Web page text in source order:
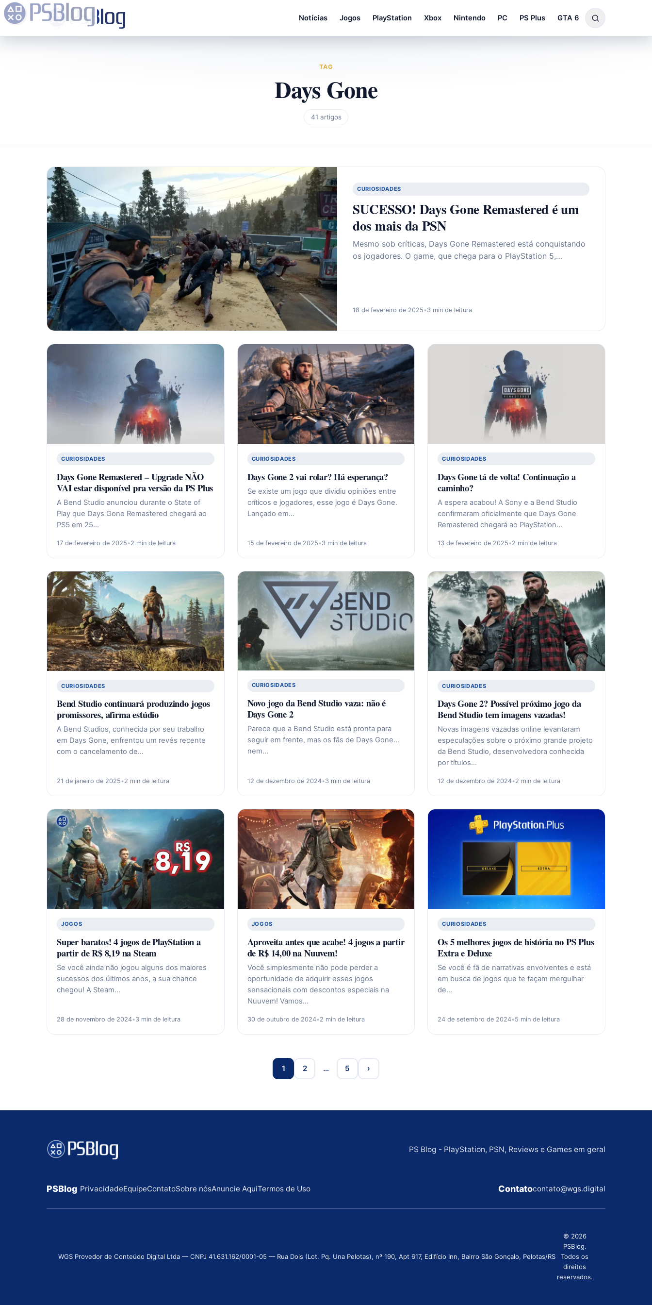
Notícias Jogos PlayStation Xbox Nintendo PC PS Plus GTA 6
TAG
Days Gone
41 artigos
CURIOSIDADES
SUCESSO! Days Gone Remastered é um
dos mais da PSN
Mesmo sob críticas, Days Gone Remastered está conquistando
os jogadores. O game, que chega para o PlayStation 5,…
18 de fevereiro de 2025•3 min de leitura
CURIOSIDADES
Days Gone Remastered – Upgrade NÃO
VAI estar disponível pra versão da PS Plus
A Bend Studio anunciou durante o State of
Play que Days Gone Remastered chegará ao
PS5 em 25…
17 de fevereiro de 2025•2 min de leitura
CURIOSIDADES
Days Gone 2 vai rolar? Há esperança?
Se existe um jogo que dividiu opiniões entre
críticos e jogadores, esse jogo é Days Gone.
Lançado em…
15 de fevereiro de 2025•3 min de leitura
CURIOSIDADES
Days Gone tá de volta! Continuação a
caminho?
A espera acabou! A Sony e a Bend Studio
confirmaram oficialmente que Days Gone
Remastered chegará ao PlayStation…
13 de fevereiro de 2025•2 min de leitura
CURIOSIDADES
Bend Studio continuará produzindo jogos
promissores, afirma estúdio
A Bend Studios, conhecida por seu trabalho
em Days Gone, enfrentou um revés recente
com o cancelamento de…
21 de janeiro de 2025•2 min de leitura
CURIOSIDADES
Novo jogo da Bend Studio vaza: não é
Days Gone 2
Parece que a Bend Studio está pronta para
seguir em frente, mas os fãs de Days Gone…
nem…
12 de dezembro de 2024•3 min de leitura
CURIOSIDADES
Days Gone 2? Possível próximo jogo da
Bend Studio tem imagens vazadas!
Novas imagens vazadas online levantaram
especulações sobre o próximo grande projeto
da Bend Studio, desenvolvedora conhecida
por títulos…
12 de dezembro de 2024•2 min de leitura
JOGOS
Super baratos! 4 jogos de PlayStation a
partir de R$ 8,19 na Steam
Se você ainda não jogou alguns dos maiores
sucessos dos últimos anos, a sua chance
chegou! A Steam…
28 de novembro de 2024•3 min de leitura
JOGOS
Aproveita antes que acabe! 4 jogos a partir
de R$ 14,00 na Nuuvem!
Você simplesmente não pode perder a
oportunidade de adquirir esses jogos
sensacionais com descontos especiais na
Nuuvem! Vamos…
30 de outubro de 2024•2 min de leitura
CURIOSIDADES
Os 5 melhores jogos de história no PS Plus
Extra e Deluxe
Se você é fã de narrativas envolventes e está
em busca de jogos que te façam mergulhar
de…
24 de setembro de 2024•5 min de leitura
1 2 … 5 ›
PS Blog - PlayStation, PSN, Reviews e Games em geral
PSBlog PrivacidadeEquipeContatoSobre nósAnuncie AquiTermos de Uso Contatocontato@wgs.digital
WGS Provedor de Conteúdo Digital Ltda — CNPJ 41.631.162/0001-05 — Rua Dois (Lot. Pq. Una Pelotas), nº 190, Apt 617, Edifício Inn, Bairro São Gonçalo, Pelotas/RS
© 2026
PSBlog.
Todos os
direitos
reservados.